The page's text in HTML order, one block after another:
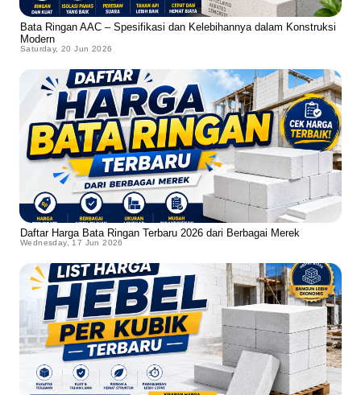
Bata Ringan AAC – Spesifikasi dan Kelebihannya dalam Konstruksi
Modern
Saturday, 20 Jun 2026
Daftar Harga Bata Ringan Terbaru 2026 dari Berbagai Merek
Wednesday, 17 Jun 2026